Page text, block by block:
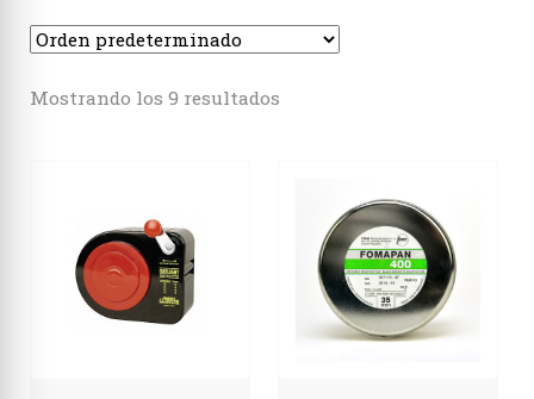
Mostrando los 9 resultados
Formato 110
Estenopeicas